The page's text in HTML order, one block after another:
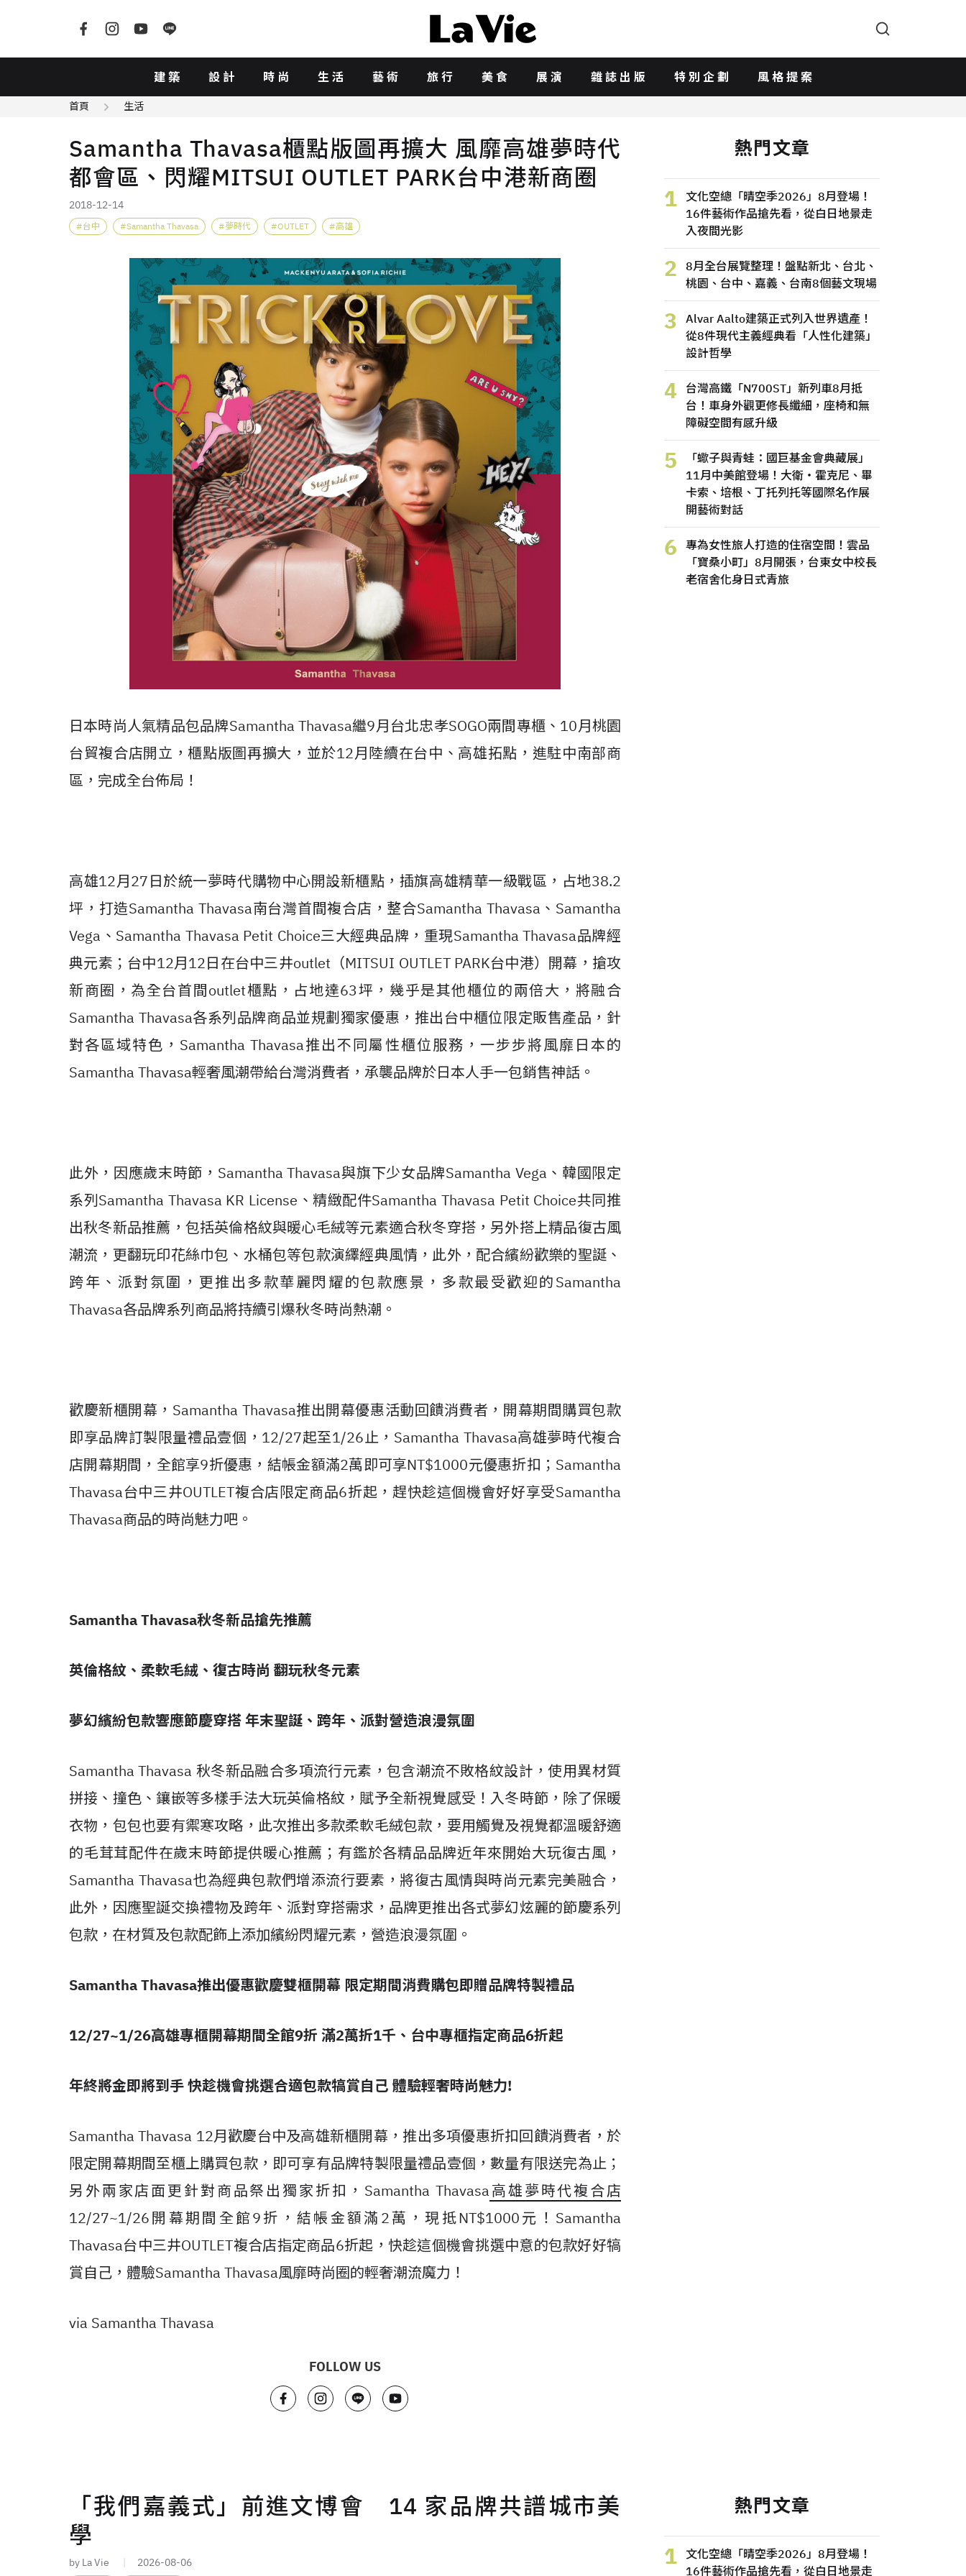
建築 設計 時尚 生活 藝術 旅行 美食 展演 雜誌出版 特別企劃 風格提案
首頁 生活
Samantha Thavasa櫃點版圖再擴大 風靡高雄夢時代
都會區、閃耀MITSUI OUTLET PARK台中港新商圈
2018-12-14
台中 Samantha Thavasa 夢時代 OUTLET 高雄
日本時尚人氣精品包品牌Samantha Thavasa繼9月台北忠孝SOGO兩間專櫃、10月桃園
台貿複合店開立，櫃點版圖再擴大，並於12月陸續在台中、高雄拓點，進駐中南部商
區，完成全台佈局！
高雄12月27日於統一夢時代購物中心開設新櫃點，插旗高雄精華一級戰區，占地38.2
坪，打造Samantha Thavasa南台灣首間複合店，整合Samantha Thavasa、Samantha
Vega、Samantha Thavasa Petit Choice三大經典品牌，重現Samantha Thavasa品牌經
典元素；台中12月12日在台中三井outlet（MITSUI OUTLET PARK台中港）開幕，搶攻
新商圈，為全台首間outlet櫃點，占地達63坪，幾乎是其他櫃位的兩倍大，將融合
Samantha Thavasa各系列品牌商品並規劃獨家優惠，推出台中櫃位限定販售產品，針
對各區域特色，Samantha Thavasa推出不同屬性櫃位服務，一步步將風靡日本的
Samantha Thavasa輕奢風潮帶給台灣消費者，承襲品牌於日本人手一包銷售神話。
此外，因應歲末時節，Samantha Thavasa與旗下少女品牌Samantha Vega、韓國限定
系列Samantha Thavasa KR License、精緻配件Samantha Thavasa Petit Choice共同推
出秋冬新品推薦，包括英倫格紋與暖心毛絨等元素適合秋冬穿搭，另外搭上精品復古風
潮流，更翻玩印花絲巾包、水桶包等包款演繹經典風情，此外，配合繽紛歡樂的聖誕、
跨年、派對氛圍，更推出多款華麗閃耀的包款應景，多款最受歡迎的Samantha
Thavasa各品牌系列商品將持續引爆秋冬時尚熱潮。
歡慶新櫃開幕，Samantha Thavasa推出開幕優惠活動回饋消費者，開幕期間購買包款
即享品牌訂製限量禮品壹個，12/27起至1/26止，Samantha Thavasa高雄夢時代複合
店開幕期間，全館享9折優惠，結帳金額滿2萬即可享NT$1000元優惠折扣；Samantha
Thavasa台中三井OUTLET複合店限定商品6折起，趕快趁這個機會好好享受Samantha
Thavasa商品的時尚魅力吧。
Samantha Thavasa秋冬新品搶先推薦
英倫格紋、柔軟毛絨、復古時尚 翻玩秋冬元素
夢幻繽紛包款響應節慶穿搭年末聖誕、跨年、派對營造浪漫氛圍
Samantha Thavasa 秋冬新品融合多項流行元素，包含潮流不敗格紋設計，使用異材質
拼接、撞色、鑲嵌等多樣手法大玩英倫格紋，賦予全新視覺感受！入冬時節，除了保暖
衣物，包包也要有禦寒攻略，此次推出多款柔軟毛絨包款，要用觸覺及視覺都溫暖舒適
的毛茸茸配件在歲末時節提供暖心推薦；有鑑於各精品品牌近年來開始大玩復古風，
Samantha Thavasa也為經典包款們增添流行要素，將復古風情與時尚元素完美融合，
此外，因應聖誕交換禮物及跨年、派對穿搭需求，品牌更推出各式夢幻炫麗的節慶系列
包款，在材質及包款配飾上添加繽紛閃耀元素，營造浪漫氛圍。
Samantha Thavasa推出優惠歡慶雙櫃開幕 限定期間消費購包即贈品牌特製禮品
12/27~1/26高雄專櫃開幕期間全館9折 滿2萬折1千、台中專櫃指定商品6折起
年終將金即將到手快趁機會挑選合適包款犒賞自己 體驗輕奢時尚魅力!
Samantha Thavasa 12月歡慶台中及高雄新櫃開幕，推出多項優惠折扣回饋消費者，於
限定開幕期間至櫃上購買包款，即可享有品牌特製限量禮品壹個，數量有限送完為止；
另外兩家店面更針對商品祭出獨家折扣，Samantha Thavasa高雄夢時代複合店
12/27~1/26開幕期間全館9折，結帳金額滿2萬，現抵NT$1000元！Samantha
Thavasa台中三井OUTLET複合店指定商品6折起，快趁這個機會挑選中意的包款好好犒
賞自己，體驗Samantha Thavasa風靡時尚圈的輕奢潮流魔力！
via Samantha Thavasa
FOLLOW US
熱門文章
1
文化空總「晴空季2026」8月登場！
16件藝術作品搶先看，從白日地景走
入夜間光影
2
8月全台展覽整理！盤點新北、台北、
桃園、台中、嘉義、台南8個藝文現場
3
Alvar Aalto建築正式列入世界遺產！
從8件現代主義經典看「人性化建築」
設計哲學
4
台灣高鐵「N700ST」新列車8月抵
台！車身外觀更修長纖細，座椅和無
障礙空間有感升級
5
「蠍子與青蛙：國巨基金會典藏展」
11月中美館登場！大衛・霍克尼、畢
卡索、培根、丁托列托等國際名作展
開藝術對話
6
專為女性旅人打造的住宿空間！雲品
「寶桑小町」8月開張，台東女中校長
老宿舍化身日式青旅
「我們嘉義式」前進文博會 14 家品牌共譜城市美
學
by La Vie 2026-08-06
熱門文章
1
文化空總「晴空季2026」8月登場！
16件藝術作品搶先看，從白日地景走